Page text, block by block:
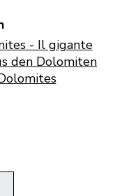
- Il gigante
den Dolomiten